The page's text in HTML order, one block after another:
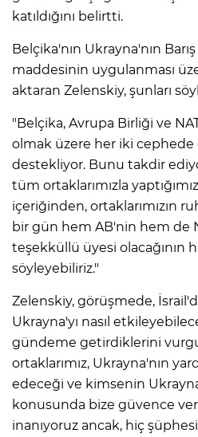
katıldığını belirtti.
Belçika'nın Ukrayna'nın
maddesinin uygulanması
aktaran Zelenskiy, şunları
"Belçika, Avrupa Birliği ve
olmak üzere her iki
destekliyor. Bunu takdir
tüm ortaklarımızla
içeriğinden, ortaklarımızın
bir gün hem AB'nin hem de
teşekküllü üyesi olacağının
söyleyebiliriz."
Zelenskiy, görüşmede,
Ukrayna'yı nasıl
gündeme getirdiklerini
ortaklarımız, Ukrayna'nın
edeceği ve kimsenin
konusunda bize güvence
inanıyoruz ancak, hiç